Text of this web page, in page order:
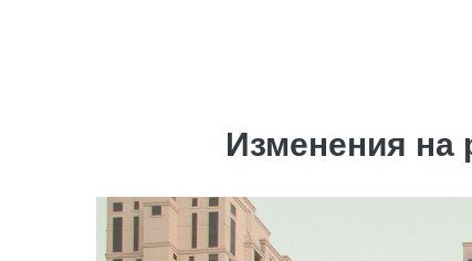
Изменения на